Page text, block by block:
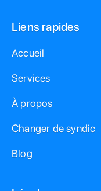
Liens rapides
Accueil
Services
À propos
Changer de syndic
Blog